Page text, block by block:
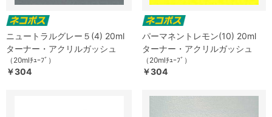
ニュートラルグレー５(4) 20ml
ターナー・アクリルガッシュ
（20mlﾁｭｰﾌﾞ）
￥304
パーマネントレモン(10) 20ml
ターナー・アクリルガッシュ
（20mlﾁｭｰﾌﾞ）
￥304